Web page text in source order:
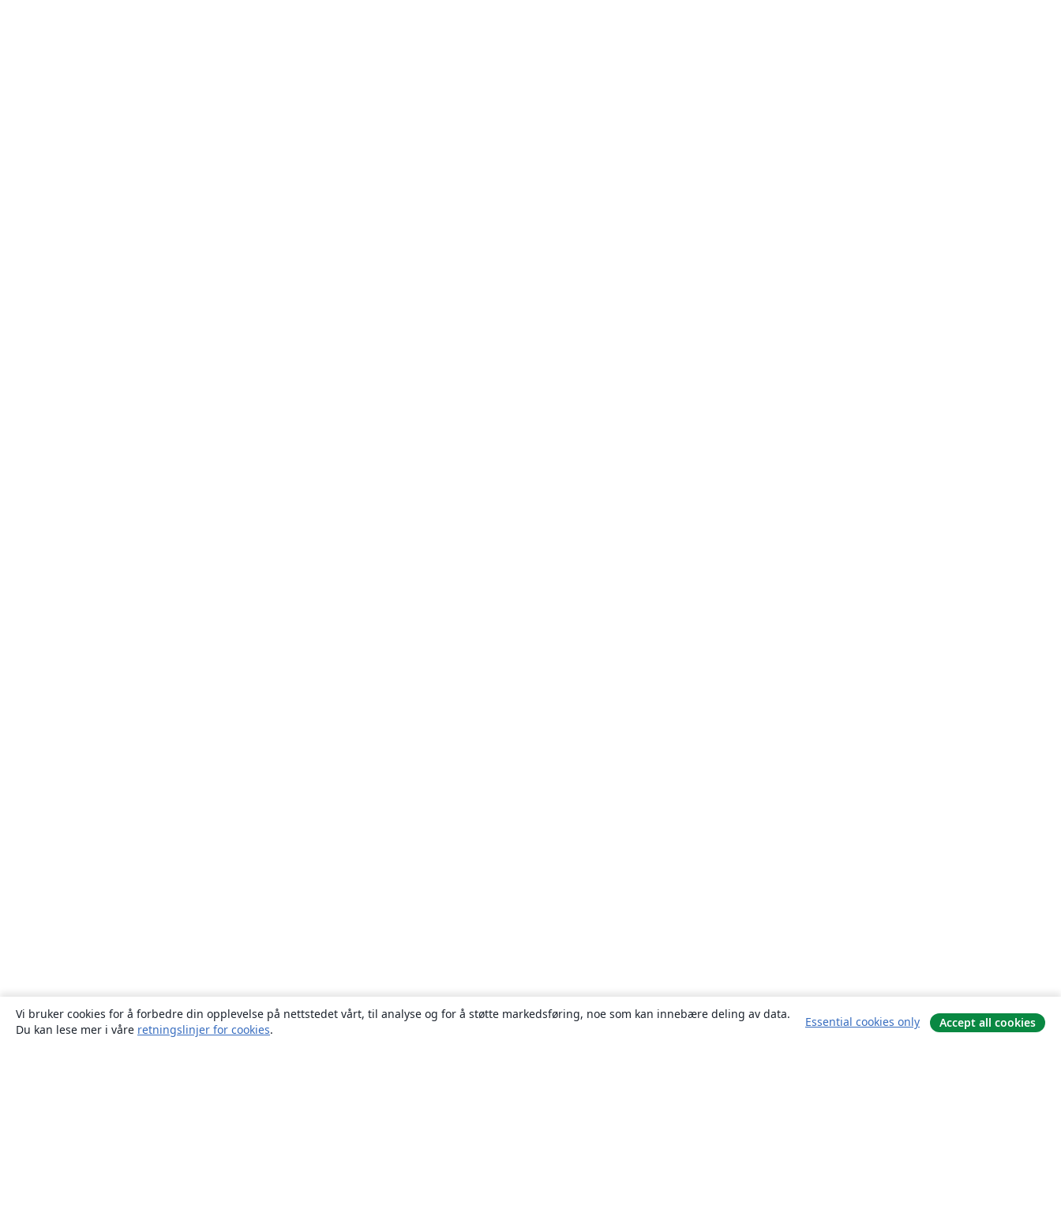
Vi bruker cookies for å forbedre din opplevelse på nettstedet vårt, til analyse og for å støtte markedsføring, noe som kan innebære deling av data.
Du kan lese mer i våre retningslinjer for cookies.
Essential cookies only Accept all cookies